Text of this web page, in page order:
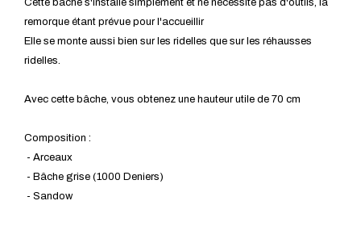
Cette bâche s'installe simplement et ne nécessite pas d'outils, la
remorque étant prévue pour l'accueillir
Elle se monte aussi bien sur les ridelles que sur les réhausses
ridelles.
Avec cette bâche, vous obtenez une hauteur utile de 70 cm
Composition :
- Arceaux
- Bâche grise (1000 Deniers)
- Sandow